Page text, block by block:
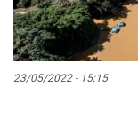
23/05/2022 - 15:15